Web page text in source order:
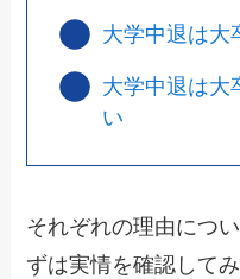
大学中退は大
大学中退は大
い
それぞれの理由につ
ずは実情を確認してみ